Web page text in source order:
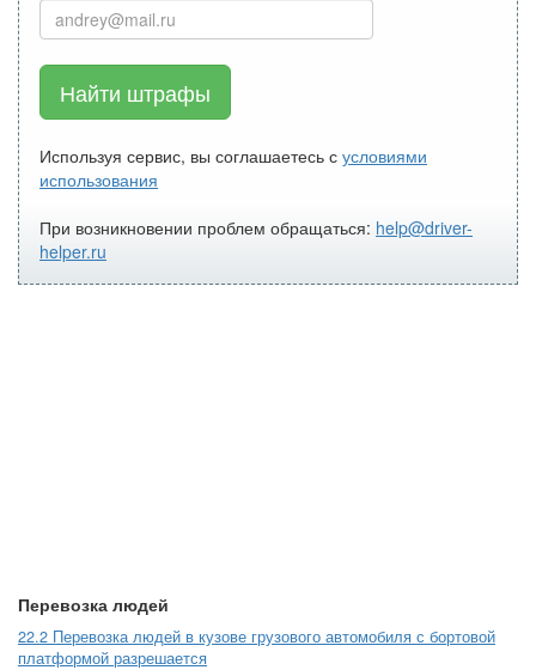
Найти штрафы
Используя сервис, вы соглашаетесь с условиями
использования
При возникновении проблем обращаться: help@driver-
helper.ru
Перевозка людей
22.2 Перевозка людей в кузове грузового автомобиля с бортовой
платформой разрешается